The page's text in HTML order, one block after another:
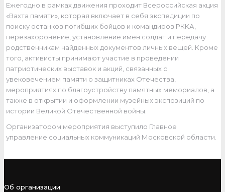
Ежегодно в рамках движения проходит Всероссийская акция
«Вахта памяти», которая включает в себя экспедиции по
поиску останков погибших бойцов и командиров РККА,
перезахоронение, установление имен солдат и передачу
родственникам найденных документов личных вещей. Кроме
того, активисты принимают участие в проведении
патриотических выставок и акций, связанных с
увековечением памяти о защитниках Отечества,
мероприятиях по благоустройству памятных мемориалов, а
также в открытии и оформлении музейных экспозиций по
истории Великой Отечественной войны.
Организатором мероприятия выступило Главное
управление социальных коммуникаций Московской области.
Об организации